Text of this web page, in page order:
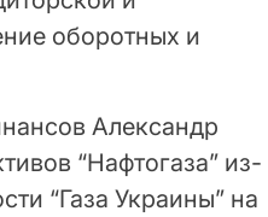
оборотных и
Александр
“Нафтогаза” из-
“Газа Украины” на